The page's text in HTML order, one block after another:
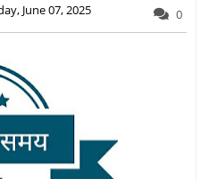
June 07, 2025 0